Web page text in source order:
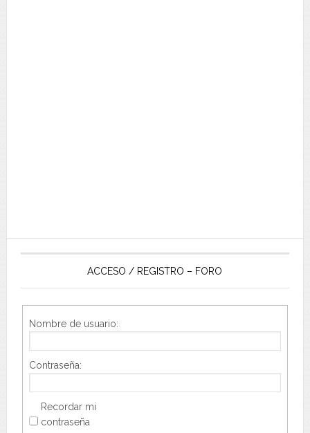
ACCESO / REGISTRO – FORO
Nombre de usuario:
Contraseña:
Recordar mi
contraseña